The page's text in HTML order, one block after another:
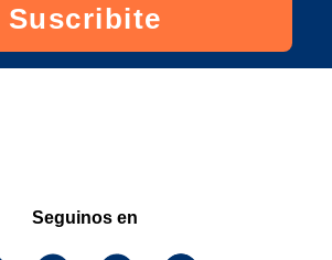
Suscribite
Seguinos en